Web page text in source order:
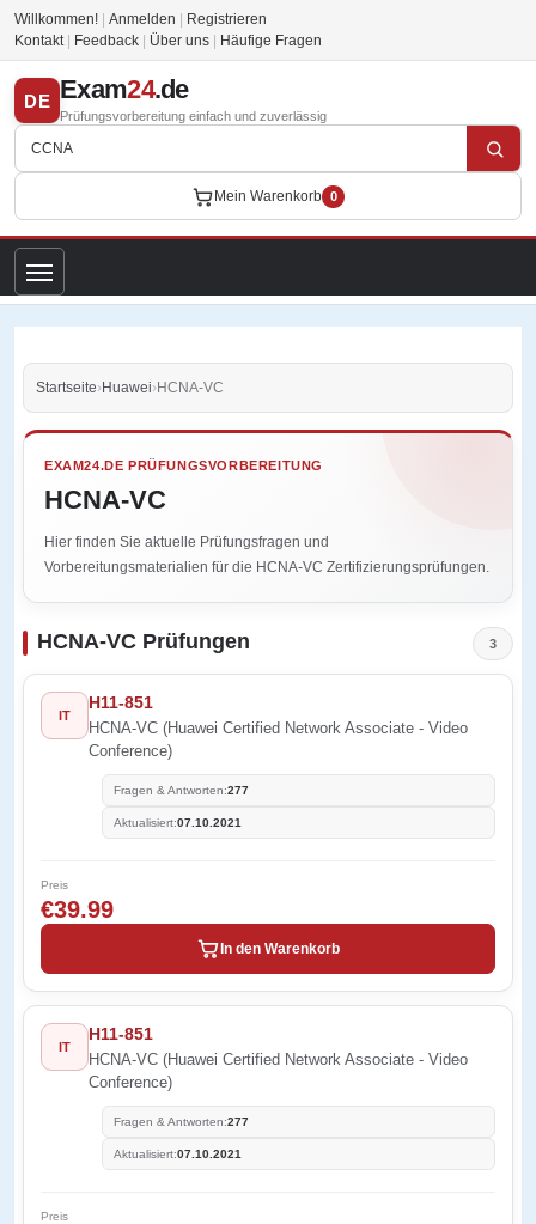
Willkommen! Anmelden
Registrieren
Kontakt
Feedback Über uns Häufige Fragen
DE Exam24.de
Prüfungsvorbereitung einfach und zuverlässig
Mein Warenkorb 0
Startseite›Huawei›HCNA-VC
EXAM24.DE PRÜFUNGSVORBEREITUNG
HCNA-VC
Hier finden Sie aktuelle Prüfungsfragen und
Vorbereitungsmaterialien für die HCNA-VC Zertifizierungsprüfungen.
HCNA-VC Prüfungen 3
IT
H11-851
HCNA-VC (Huawei Certified Network Associate - Video
Conference)
Fragen & Antworten:277
Aktualisiert:07.10.2021
Preis
€39.99
In den Warenkorb
IT
H11-851
HCNA-VC (Huawei Certified Network Associate - Video
Conference)
Fragen & Antworten:277
Aktualisiert:07.10.2021
Preis